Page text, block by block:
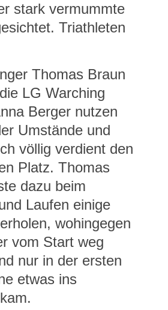
stark vermummte
Triathleten
Thomas Braun
LG Warching
Berger nutzen
Umstände und
völlig verdient den
Platz. Thomas
dazu beim
Laufen einige
wohingegen
vom Start weg
nur in der ersten
etwas ins